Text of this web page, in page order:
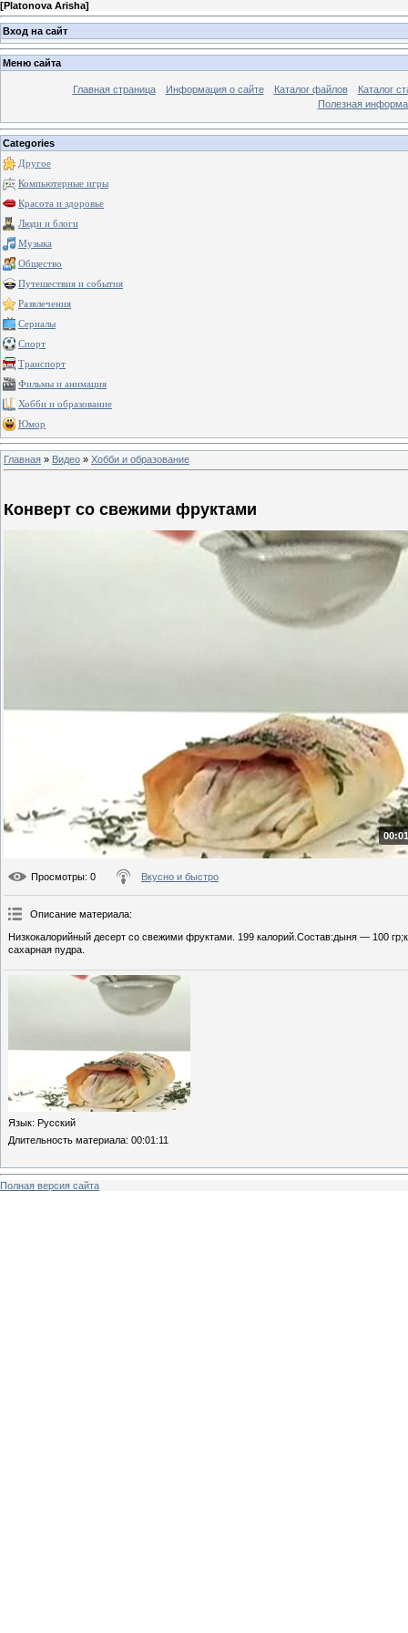
[Platonova Arisha]
Вход на сайт
Меню сайта
Главная страница Информация о сайте Каталог файлов
Каталог
Полезная
Categories
Другое
Компьютерные игры
Красота и здоровье
Люди и блоги
Музыка
Общество
Путешествия и события
Развлечения
Сериалы
Спорт
Транспорт
Фильмы и анимация
Хобби и образование
Юмор
Главная » Видео » Хобби и образование
Конверт со свежими фруктами
Просмотры: 0 Вкусно и быстро
Описание материала:
Низкокалорийный десерт со свежими фруктами. 199 калорий.Состав:дыня — 100
сахарная пудра.
Язык: Русский
Длительность материала: 00:01:11
Полная версия сайта